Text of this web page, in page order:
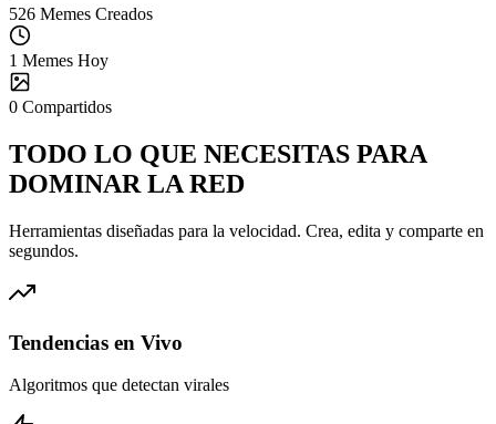
526 Memes Creados
1 Memes Hoy
0 Compartidos
TODO LO QUE NECESITAS PARA
DOMINAR LA RED
Herramientas diseñadas para la velocidad. Crea, edita y comparte en
segundos.
Tendencias en Vivo
Algoritmos que detectan virales